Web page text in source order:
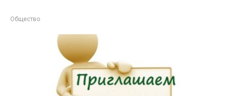
Общество